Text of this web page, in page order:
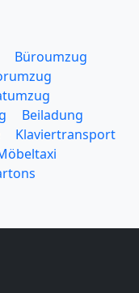
Büroumzug
Beiladung
Klaviertransport